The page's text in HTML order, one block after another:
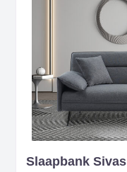
Slaapbank